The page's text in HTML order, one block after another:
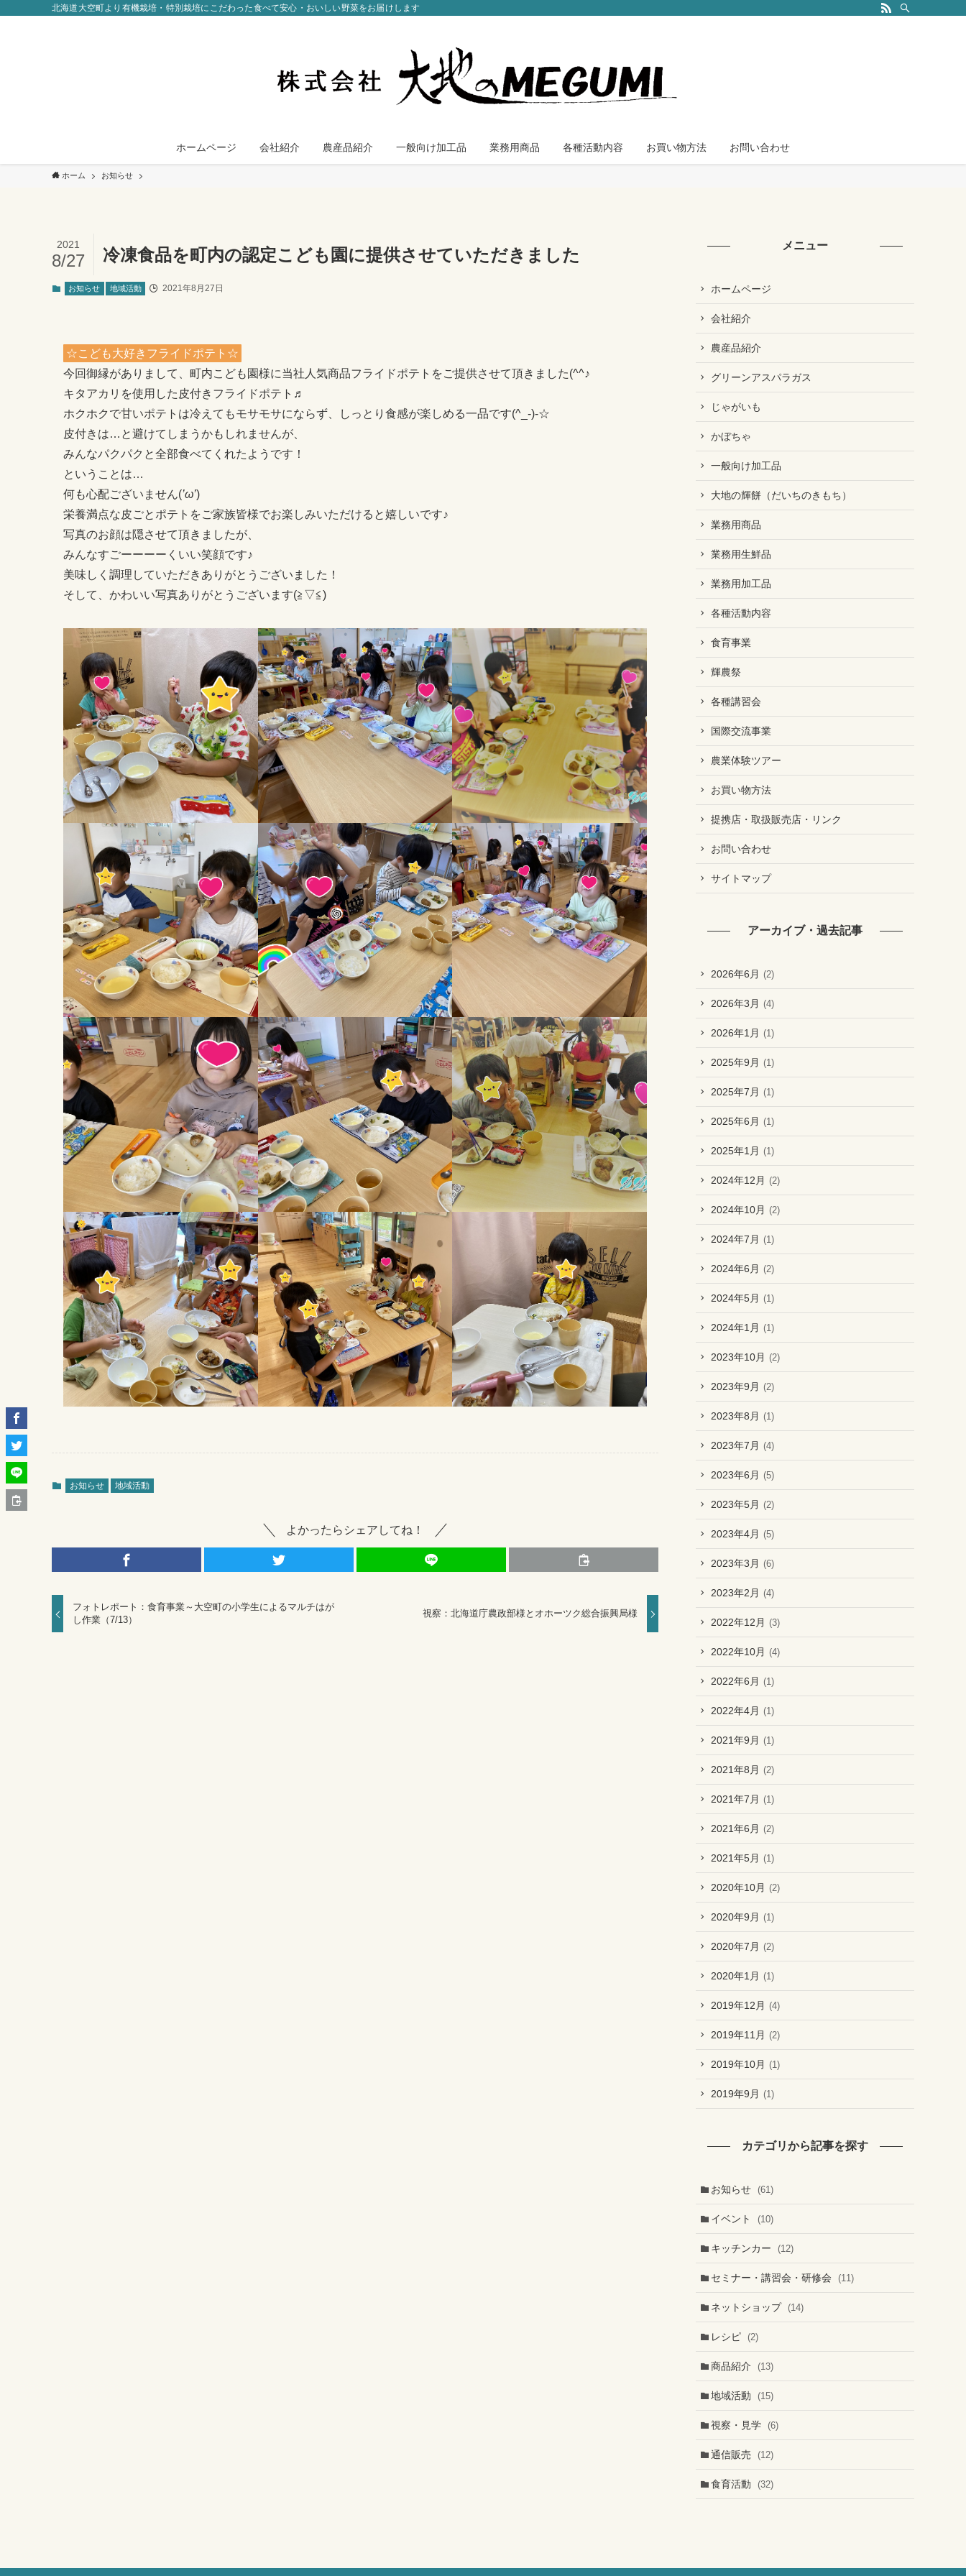
北海道大空町より有機栽培・特別栽培にこだわった食べて安心・おいしい野菜をお届けします
ホームページ 会社紹介 農産品紹介 一般向け加工品 業務用商品 各種活動内容 お買い物方法 お問い合わせ
ホーム お知らせ
冷凍食品を町内の認定こども園に提供させていただきました
2021
8/27
お知らせ 地域活動 2021年8月27日
☆こども大好きフライドポテト☆
今回御縁がありまして、町内こども園様に当社人気商品フライドポテトをご提供させて頂きました(^^♪
キタアカリを使用した皮付きフライドポテト♬
ホクホクで甘いポテトは冷えてもモサモサにならず、しっとり食感が楽しめる一品です(^_-)-☆
皮付きは…と避けてしまうかもしれませんが、
みんなパクパクと全部食べてくれたようです！
ということは…
何も心配ございません(’ω’)
栄養満点な皮ごとポテトをご家族皆様でお楽しみいただけると嬉しいです♪
写真のお顔は隠させて頂きましたが、
みんなすごーーーーくいい笑顔です♪
美味しく調理していただきありがとうございました！
そして、かわいい写真ありがとうございます(≧▽≦)
お知らせ 地域活動
よかったらシェアしてね！
フォトレポート：食育事業～大空町の小学生によるマルチはが
し作業（7/13）
視察：北海道庁農政部様とオホーツク総合振興局様
メニュー
ホームページ
会社紹介
農産品紹介
グリーンアスパラガス
じゃがいも
かぼちゃ
一般向け加工品
大地の輝餅（だいちのきもち）
業務用商品
業務用生鮮品
業務用加工品
各種活動内容
食育事業
輝農祭
各種講習会
国際交流事業
農業体験ツアー
お買い物方法
提携店・取扱販売店・リンク
お問い合わせ
サイトマップ
アーカイブ・過去記事
2026年6月 (2)
2026年3月 (4)
2026年1月 (1)
2025年9月 (1)
2025年7月 (1)
2025年6月 (1)
2025年1月 (1)
2024年12月 (2)
2024年10月 (2)
2024年7月 (1)
2024年6月 (2)
2024年5月 (1)
2024年1月 (1)
2023年10月 (2)
2023年9月 (2)
2023年8月 (1)
2023年7月 (4)
2023年6月 (5)
2023年5月 (2)
2023年4月 (5)
2023年3月 (6)
2023年2月 (4)
2022年12月 (3)
2022年10月 (4)
2022年6月 (1)
2022年4月 (1)
2021年9月 (1)
2021年8月 (2)
2021年7月 (1)
2021年6月 (2)
2021年5月 (1)
2020年10月 (2)
2020年9月 (1)
2020年7月 (2)
2020年1月 (1)
2019年12月 (4)
2019年11月 (2)
2019年10月 (1)
2019年9月 (1)
カテゴリから記事を探す
お知らせ (61)
イベント (10)
キッチンカー (12)
セミナー・講習会・研修会 (11)
ネットショップ (14)
レシピ (2)
商品紹介 (13)
地域活動 (15)
視察・見学 (6)
通信販売 (12)
食育活動 (32)